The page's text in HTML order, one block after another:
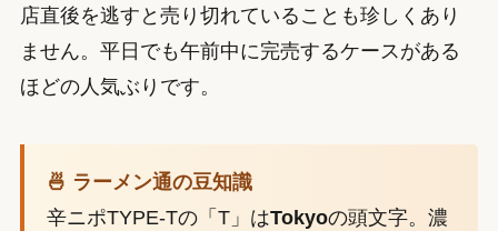
店直後を逃すと売り切れていることも珍しくあり
ません。平日でも午前中に完売するケースがある
ほどの人気ぶりです。
🍜 ラーメン通の豆知識
辛ニポTYPE-Tの「T」はTokyoの頭文字。濃